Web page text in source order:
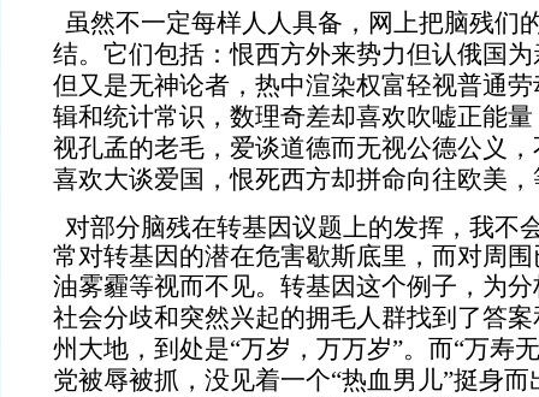
虽然不一定每样人人具备，网上把脑残们
结。它们包括：恨西方外来势力但认俄国
但又是无神论者，热中渲染权富轻视普通
辑和统计常识，数理奇差却喜欢吹嘘正能
视孔孟的老毛，爱谈道德而无视公德公义
喜欢大谈爱国，恨死西方却拼命向往欧美
对部分脑残在转基因议题上的发挥，我不
常对转基因的潜在危害歇斯底里，而对周
油雾霾等视而不见。 转基因这个例子，为
社会分歧和突然兴起的拥毛人群找到了答
州大地，到处是“万岁，万万岁”。而“万寿
党被辱被抓，没见着一个“热血男儿”挺身